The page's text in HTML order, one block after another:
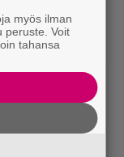
myös ilman
peruste. Voit
tahansa